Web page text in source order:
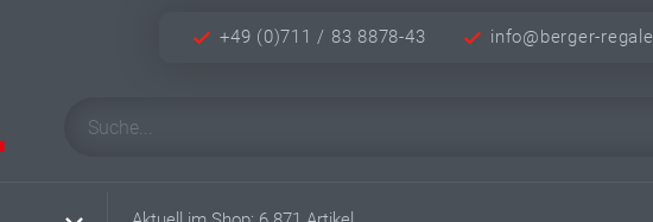
+49 (0)711 / 83 8878-43 info@berger-